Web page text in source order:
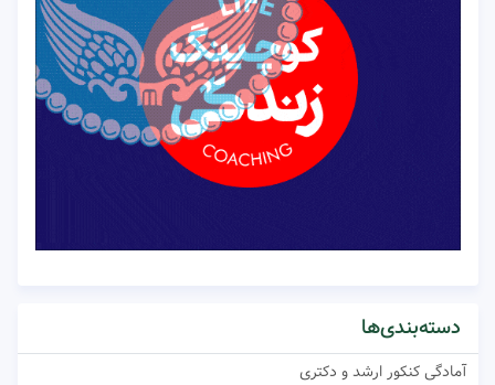
دسته‌بندی‌ها
آمادگی کنکور ارشد و دکتری